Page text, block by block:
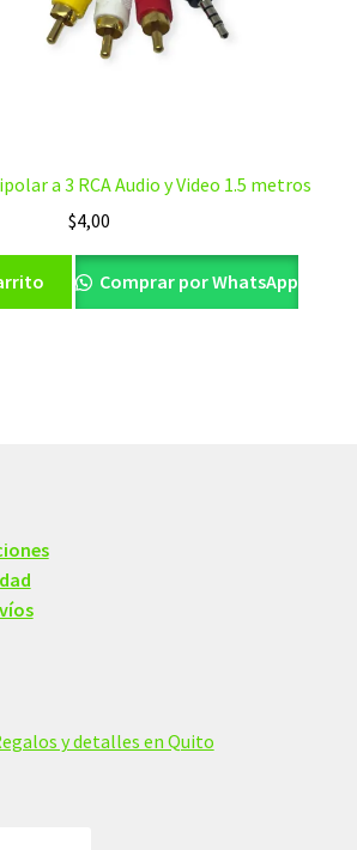
a 3 RCA Audio y Video 1.5 metros
$4,00
Comprar por WhatsApp
y detalles en Quito